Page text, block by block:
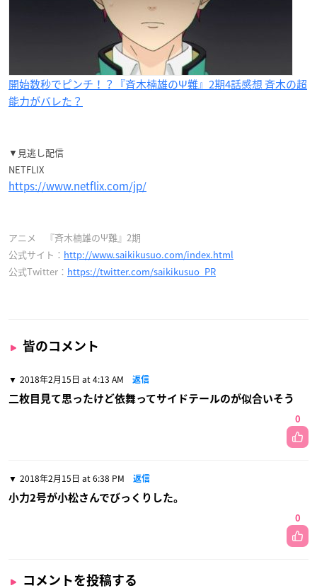
開始数秒でピンチ！？『斉木楠雄のΨ難』2期4話感想 斉木の超
能力がバレた？
▼見逃し配信
NETFLIX
https://www.netflix.com/jp/
アニメ 『斉木楠雄のΨ難』2期
公式サイト： http://www.saikikusuo.com/index.html
公式Twitter： https://twitter.com/saikikusuo_PR
皆のコメント
2018年2月15日 at 4:13 AM 返信
二枚目見て思ったけど依舞ってサイドテールのが似合いそう
0
2018年2月15日 at 6:38 PM 返信
小力2号が小松さんでびっくりした。
0
コメントを投稿する